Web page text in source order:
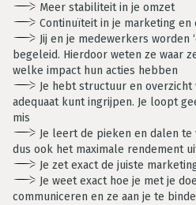
Meer stabiliteit in je omzet
Continuïteit in je marketing
Jij en je medewerkers worden
begeleid. Hierdoor weten ze waar
welke impact hun acties hebben
Je hebt structuur en overzicht
adequaat kunt ingrijpen. Je loopt
mis
Je leert de pieken en dalen
dus ook het maximale rendement
Je zet exact de juiste
Je weet exact hoe je met je
communiceren en ze aan je te